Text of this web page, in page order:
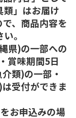
類」はお届け
、商品内容を
。
県)の一部への
賞味期間5日
類)の一部・
受付ができま
お申込みの場